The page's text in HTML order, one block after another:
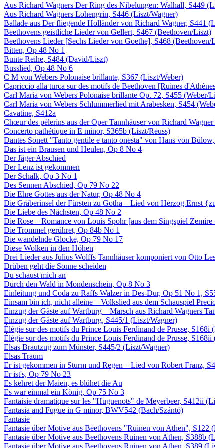
Aus Richard Wagners Der Ring des Nibelungen: Walhall, S449
Aus Richard Wagners Lohengrin, S446 (Liszt/Wagner)
Ballade aus Der fliegende Holländer von Richard Wagner, S441
Beethovens geistliche Lieder von Gellert, S467 (Beethoven/Liszt)
Beethovens Lieder [Sechs Lieder von Goethe], S468 (Beethoven/
Bitten, Op 48 No 1
Bunte Reihe, S484 (David/Liszt)
Busslied, Op 48 No 6
C M von Webers Polonaise brillante, S367 (Liszt/Weber)
Capriccio alla turca sur des motifs de Beethoven [Ruines
Carl Maria von Webers Polonaise brillante Op. 72, S455 (Weber/
Carl Maria von Webers Schlummerlied mit Arabesken, S454
Cavatine, S412a
Chœur des pèlerins aus der Oper Tannhäuser von Richard
Concerto pathétique in E minor, S365b (Liszt/Reuss)
Dantes Sonett "Tanto gentile e tanto onesta" von Hans von
Das ist ein Brausen und Heulen, Op 8 No 4
Der Jäger Abschied
Der Lenz ist gekommen
Der Schalk, Op 3 No 1
Des Sennen Abschied, Op 79 No 22
Die Ehre Gottes aus der Natur, Op 48 No 4
Die Gräberinsel der Fürsten zu Gotha – Lied von Herzog Ernst
Die Liebe des Nächsten, Op 48 No 2
Die Rose – Romance von Louis Spohr [aus dem Singspiel
Die Trommel gerühret, Op 84b No 1
Die wandelnde Glocke, Op 79 No 17
Diese Wolken in den Höhen
Drei Lieder aus Julius Wolffs Tannhäuser komponiert von Otto
Drüben geht die Sonne scheiden
Du schaust mich an
Durch den Wald in Mondenschein, Op 8 No 3
Einleitung und Coda zu Raffs Walzer in Des-Dur, Op 51 No 1,
Einsam bin ich, nicht alleine – Volkslied aus dem Schauspiel
Einzug der Gäste auf Wartburg – Marsch aus Richard Wagners
Einzug der Gäste auf Wartburg, S445/1 (Liszt/Wagner)
Élégie sur des motifs du Prince Louis Ferdinand de Prusse, S168i
Élégie sur des motifs du Prince Louis Ferdinand de Prusse,
Elsas Brautzug zum Münster, S445/2 (Liszt/Wagner)
Elsas Traum
Er ist gekommen in Sturm und Regen – Lied von Robert Franz,
Er ist's, Op 79 No 23
Es kehret der Maien, es blühet die Au
Es war einmal ein König, Op 75 No 3
Fantaisie dramatique sur les "Huguenots" de Meyerbeer, S412ii
Fantasia and Fugue in G minor, BWV542 (Bach/Szántó)
Fantasie
Fantasie über Motive aus Beethovens "Ruinen von Athen", S122
Fantasie über Motive aus Beethovens Ruinen von Athen, S388b
Fantasie über Motive aus Beethovens Ruinen von Athen, S389